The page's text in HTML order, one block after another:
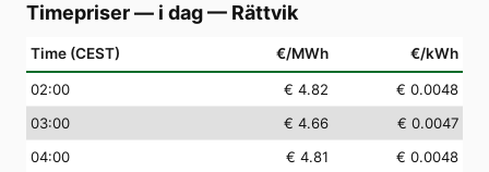
Timepriser — i dag— Rättvik
Time (CEST) €/MWh €/kWh
02:00 € 4.82
€ 0.0048
03:00 € 4.66
€ 0.0047
04:00 € 4.81
€ 0.0048